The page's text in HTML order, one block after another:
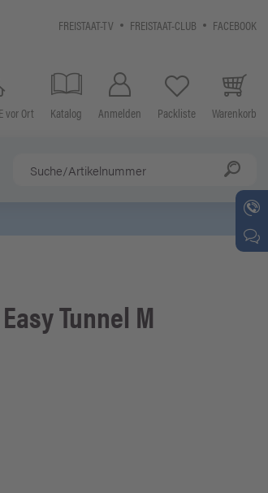
FREISTAAT-TV FREISTAAT-CLUB FACEBOOK
vor Ort Katalog Anmelden Packliste Warenkorb
Tunnel M